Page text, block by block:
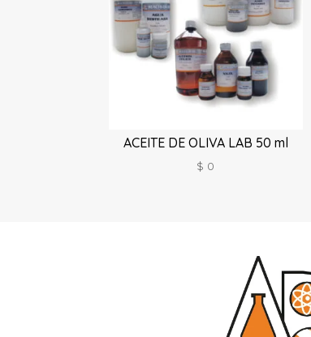
ACEITE DE OLIVA LAB 50 ml
$ 0